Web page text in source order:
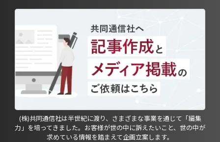
(株)共同通信社は半世紀に渡り、さまざまな事業を通じて「編集
力」を培ってきました。お客様が世の中に訴えたいこと、世の中が
求めている情報を踏まえて企画立案します。